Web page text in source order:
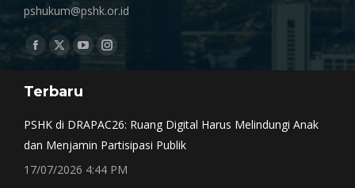
pshukum@pshk.or.id
Find us on:
Facebook
opens
window
X
opens
window
YouTube
opens
Instagram
window
Terbaru
PSHK di DRAPAC26: Ruang Digital Harus Melindungi Anak
dan Menjamin Partisipasi Publik
17/07/2026 4:44 PM